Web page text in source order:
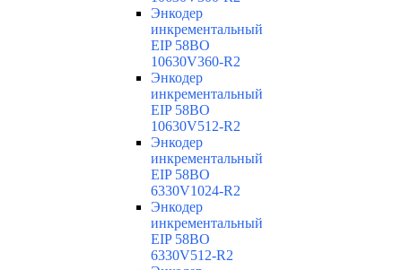
Энкодер
инкрементальный
EIP 58BO
10630V360-R2
Энкодер
инкрементальный
EIP 58BO
10630V512-R2
Энкодер
инкрементальный
EIP 58BO
6330V1024-R2
Энкодер
инкрементальный
EIP 58BO
6330V512-R2